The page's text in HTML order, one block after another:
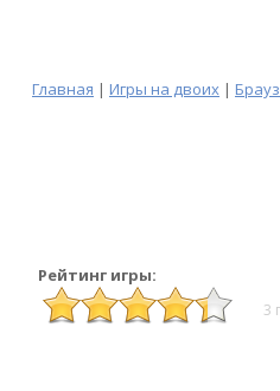
Главная | Игры на двоих |
Рейтинг игры:
3